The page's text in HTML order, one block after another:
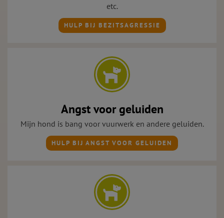
etc.
HULP BIJ BEZITSAGRESSIE
Angst voor geluiden
Mijn hond is bang voor vuurwerk en andere geluiden.
HULP BIJ ANGST VOOR GELUIDEN